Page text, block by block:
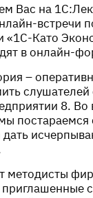
Вас на
встречи
«1С-Като
в онлайн-
–
слушателей
8. Во
постараемся
дать
методисты